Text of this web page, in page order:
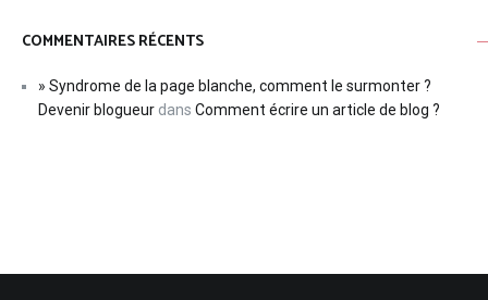
COMMENTAIRES RÉCENTS
» Syndrome de la page blanche, comment le surmonter ?
Devenir blogueur dans Comment écrire un article de blog ?